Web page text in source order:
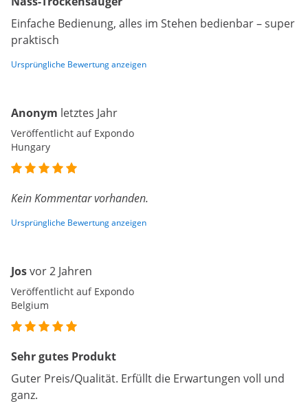
Einfache Bedienung, alles im Stehen bedienbar – super
praktisch
Ursprüngliche Bewertung anzeigen
Anonym letztes Jahr
Veröffentlicht auf Expondo
Hungary
Kein Kommentar vorhanden.
Ursprüngliche Bewertung anzeigen
Josvor 2 Jahren
Veröffentlicht auf Expondo
Belgium
Sehr gutes Produkt
Guter Preis/Qualität. Erfüllt die Erwartungen voll und
ganz.